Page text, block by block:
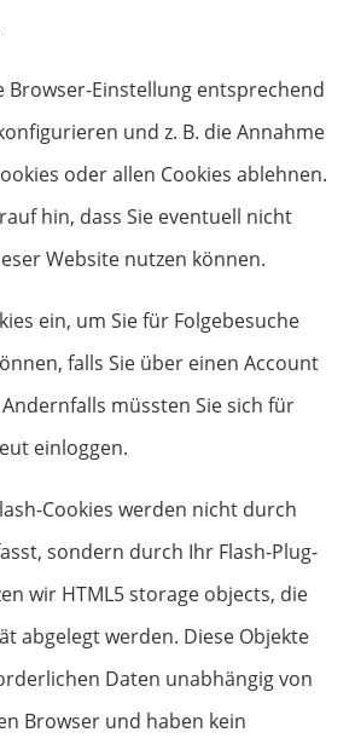
Browser-Einstellung entsprechend
und z. B. die Annahme
oder allen Cookies ablehnen.
hin, dass Sie eventuell nicht
Website nutzen können.
ein, um Sie für Folgebesuche
falls Sie über einen Account
müssten Sie sich für
einloggen.
Cookies werden nicht durch
sondern durch Ihr Flash-Plug-
wir HTML5 storage objects, die
abgelegt werden. Diese Objekte
Daten unabhängig von
Browser und haben kein